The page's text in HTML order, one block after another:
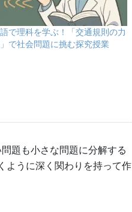
で理科を学ぶ！「交通規則の力
で社会問題に挑む探究授業
題も小さな問題に分解する
ように深く関わりを持って作